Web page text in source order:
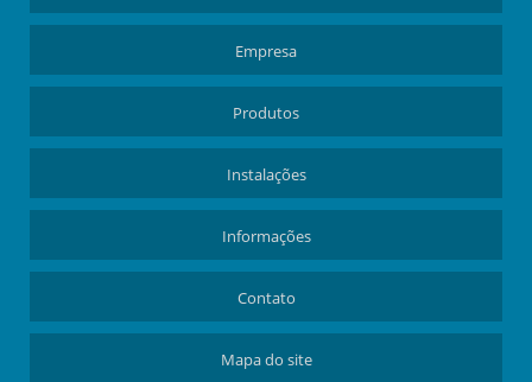
Empresa
Produtos
Instalações
Informações
Contato
Mapa do site